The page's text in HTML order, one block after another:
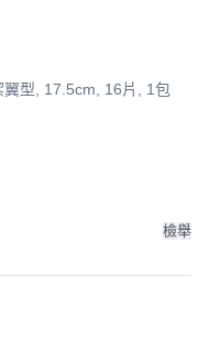
型, 17.5cm, 16片, 1包
檢舉